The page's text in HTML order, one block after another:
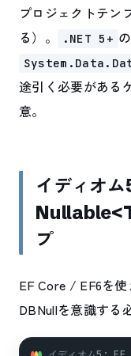
プロジェクトテン
る）。
.NET 5+
途引く必要がある
意。
イディオ
プ
EF Core / EF6を
DBNullを意識する